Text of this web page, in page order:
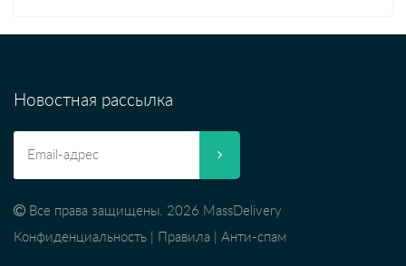
Новостная рассылка
Все права защищены. 2026 MassDelivery
Конфиденциальность
Правила Анти-спам